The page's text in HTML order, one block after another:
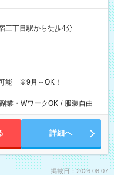
三丁目駅から徒歩4分
能 ※9月～OK！
副業・WワークOK / 服装自由
詳細へ
掲載日：2026.08.07